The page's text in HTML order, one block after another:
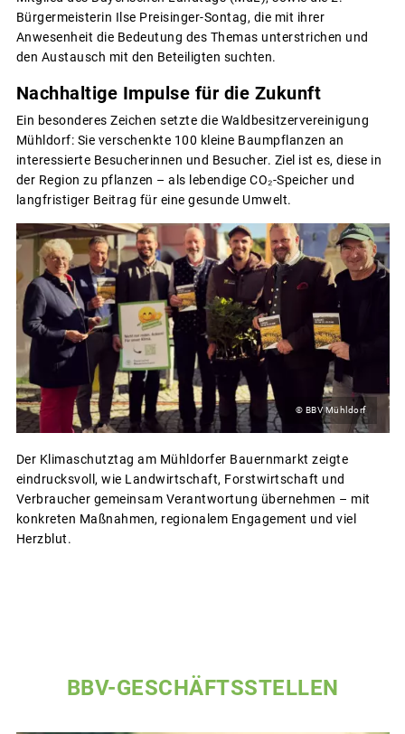
Bürgermeisterin Ilse Preisinger-Sontag, die mit ihrer
Anwesenheit die Bedeutung des Themas unterstrichen und
den Austausch mit den Beteiligten suchten.
Nachhaltige Impulse für die Zukunft
Ein besonderes Zeichen setzte die Waldbesitzervereinigung
Mühldorf: Sie verschenkte 100 kleine Baumpflanzen an
interessierte Besucherinnen und Besucher. Ziel ist es, diese in
der Region zu pflanzen – als lebendige CO₂-Speicher und
langfristiger Beitrag für eine gesunde Umwelt.
© BBV Mühldorf
Der Klimaschutztag am Mühldorfer Bauernmarkt zeigte
eindrucksvoll, wie Landwirtschaft, Forstwirtschaft und
Verbraucher gemeinsam Verantwortung übernehmen – mit
konkreten Maßnahmen, regionalem Engagement und viel
Herzblut.
BBV-GESCHÄFTSSTELLEN